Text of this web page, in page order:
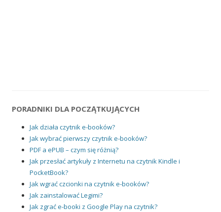
PORADNIKI DLA POCZĄTKUJĄCYCH
Jak działa czytnik e-booków?
Jak wybrać pierwszy czytnik e-booków?
PDF a ePUB – czym się różnią?
Jak przesłać artykuły z Internetu na czytnik Kindle i
PocketBook?
Jak wgrać czcionki na czytnik e-booków?
Jak zainstalować Legimi?
Jak zgrać e-booki z Google Play na czytnik?